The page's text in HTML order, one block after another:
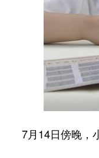
7月14日傍晚，小